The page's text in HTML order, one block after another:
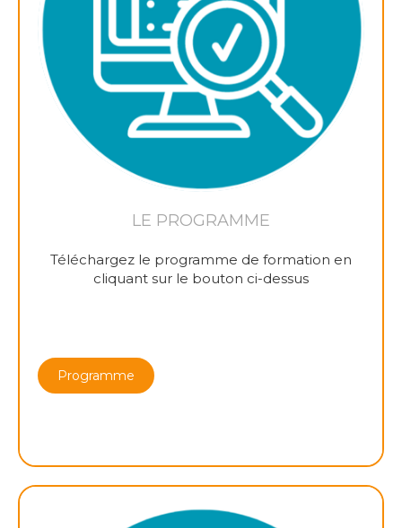
LE PROGRAMME
Téléchargez le programme de formation en
cliquant sur le bouton ci-dessus
Programme